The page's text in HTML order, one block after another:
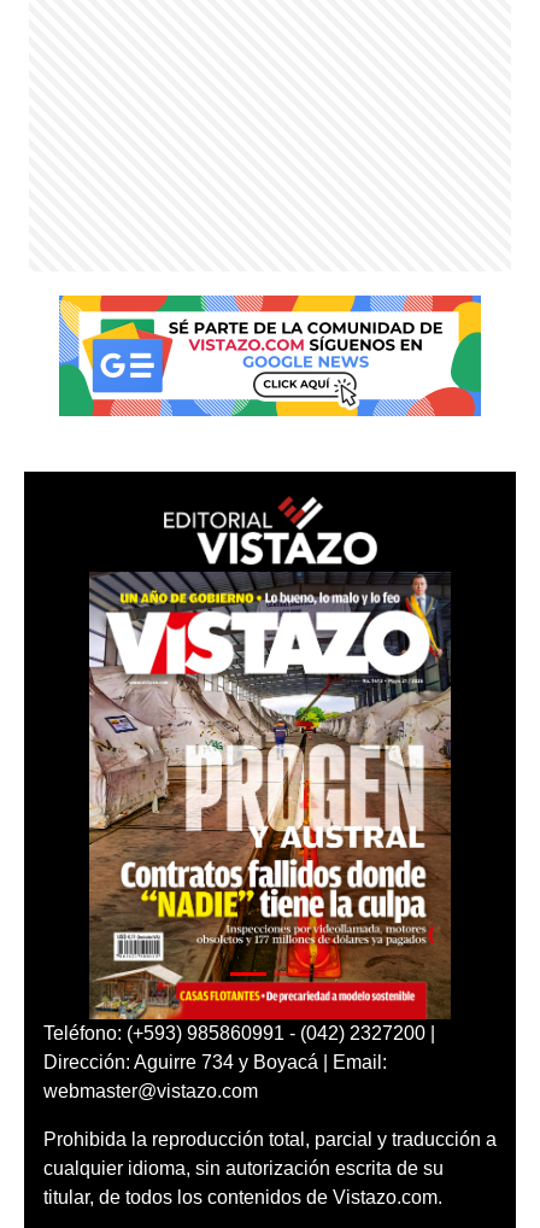
Teléfono: (+593) 985860991 - (042) 2327200 |
Dirección: Aguirre 734 y Boyacá | Email:
webmaster@vistazo.com
Prohibida la reproducción total, parcial y traducción a
cualquier idioma, sin autorización escrita de su
titular, de todos los contenidos de Vistazo.com.